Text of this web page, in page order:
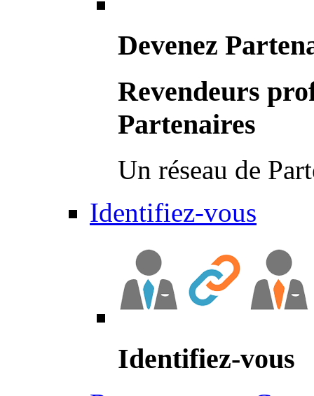
Devenez
Revendeurs
Partenaires
Un réseau de
Identifiez-vous
Identifiez-vous